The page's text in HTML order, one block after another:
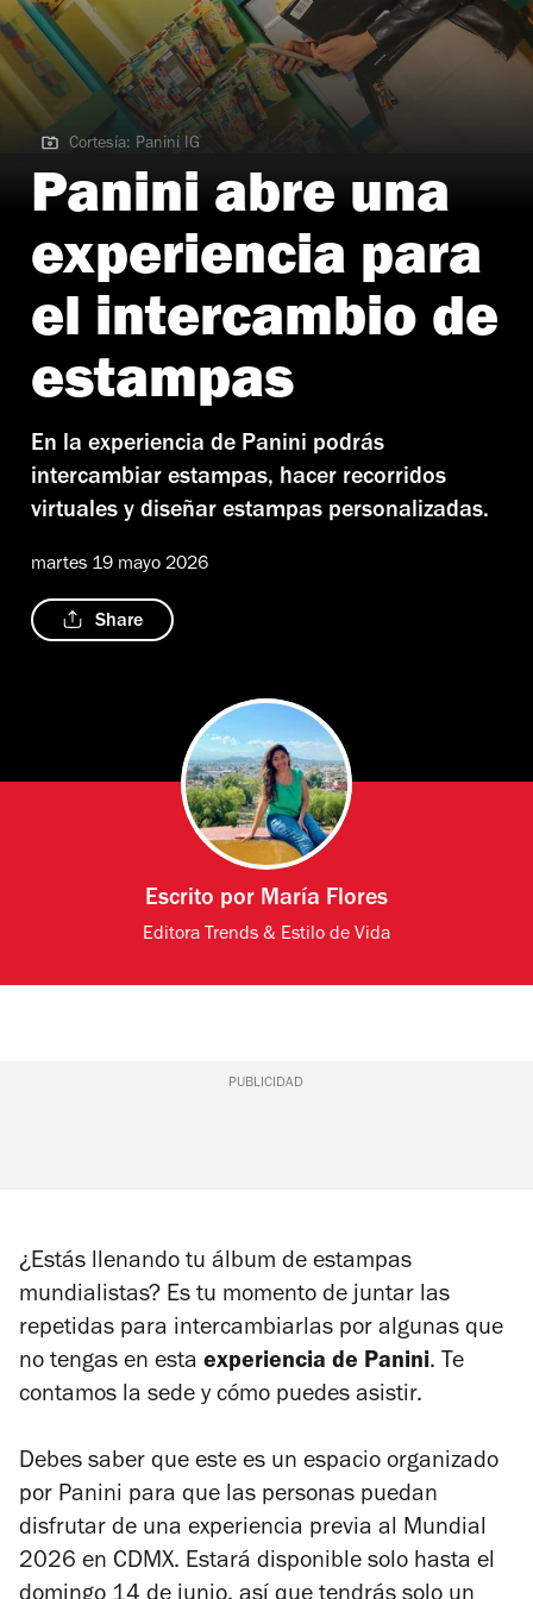
Cortesía: Panini IG | Experiencia Panini
Cortesía: Panini IG
Panini abre una
experiencia para
el intercambio de
estampas
En la experiencia de Panini podrás
intercambiar estampas, hacer recorridos
virtuales y diseñar estampas personalizadas.
martes 19 mayo 2026
Share
Escrito por María Flores
Editora Trends & Estilo de Vida
PUBLICIDAD
¿Estás llenando tu álbum de estampas
mundialistas? Es tu momento de juntar las
repetidas para intercambiarlas por algunas que
no tengas en esta experiencia de Panini. Te
contamos la sede y cómo puedes asistir.
Debes saber que este es un espacio organizado
por Panini para que las personas puedan
disfrutar de una experiencia previa al Mundial
2026 en CDMX. Estará disponible solo hasta el